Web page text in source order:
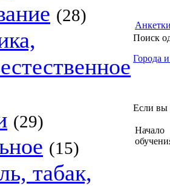
(28)
(29)
(15)
табак,
Поиск
Города
Если вы
Начало